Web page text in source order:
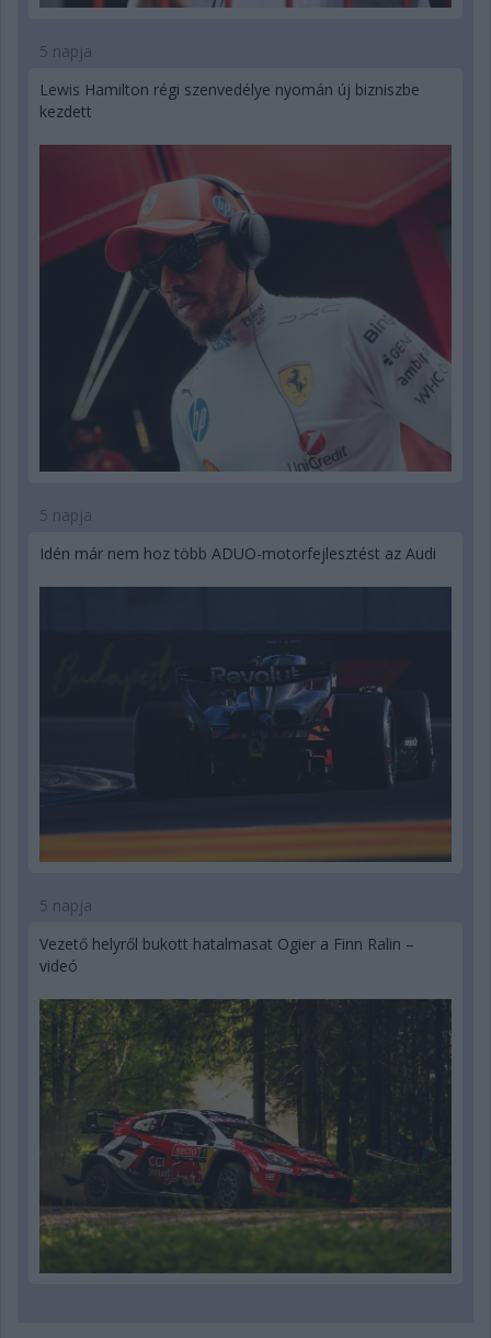
5 napja
Lewis Hamilton régi szenvedélye nyomán új bizniszbe
kezdett
5 napja
Idén már nem hoz több ADUO-motorfejlesztést az Audi
5 napja
Vezető helyről bukott hatalmasat Ogier a Finn Ralin –
videó